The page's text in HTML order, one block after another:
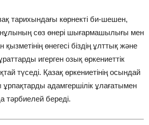
тарихындағы көрнекті би-шешен,
сөз өнері шығармашылығы мен
қызметінің өнегесі біздің ұлттық және
игерген озық өркениеттік
түседі. Қазақ өркениетінің осындай
ұрпақтарды адамгершілік ұлағатымен
тәрбиелей береді.